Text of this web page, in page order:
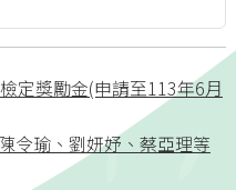
定獎勵金(申請至113年6月
令瑜、劉妍妤、蔡亞理等